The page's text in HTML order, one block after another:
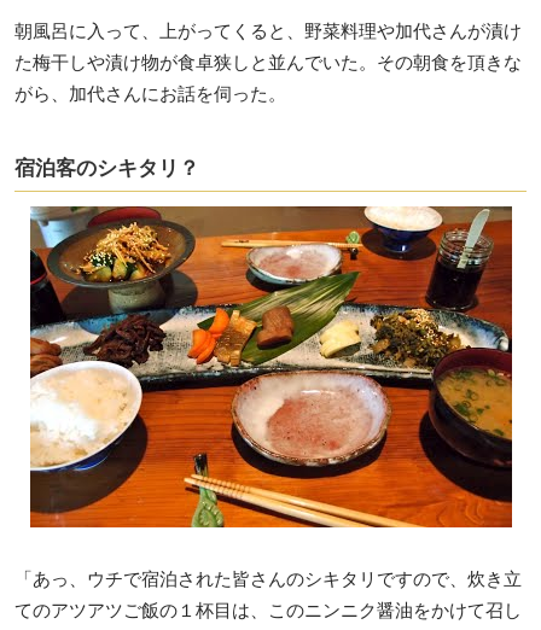
朝風呂に入って、上がってくると、野菜料理や加代さんが漬け
た梅干しや漬け物が食卓狭しと並んでいた。その朝食を頂きな
がら、加代さんにお話を伺った。
宿泊客のシキタリ？
「あっ、ウチで宿泊された皆さんのシキタリですので、炊き立
てのアツアツご飯の１杯目は、このニンニク醤油をかけて召し